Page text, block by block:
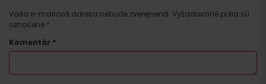
Vaša e-mailová adresa nebude zverejnená. Vyžadované polia sú
označené *
Komentár *